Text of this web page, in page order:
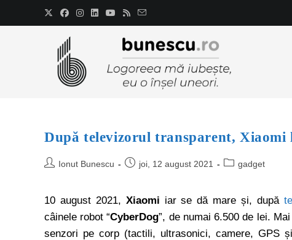
După televizorul transparent, Xiaomi
Ionut Bunescu joi, 12 august 2021 gadget
10 august 2021, Xiaomi iar se dă mare și, după
câinele robot “CyberDog”, de numai 6.500 de lei.
senzori pe corp (tactili, ultrasonici, camere, GPS